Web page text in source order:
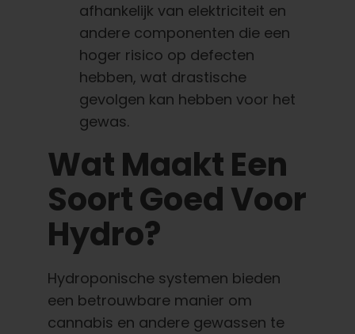
afhankelijk van elektriciteit en
andere componenten die een
hoger risico op defecten
hebben, wat drastische
gevolgen kan hebben voor het
gewas.
Wat Maakt Een
Soort Goed Voor
Hydro?
Hydroponische systemen bieden
een betrouwbare manier om
cannabis en andere gewassen te